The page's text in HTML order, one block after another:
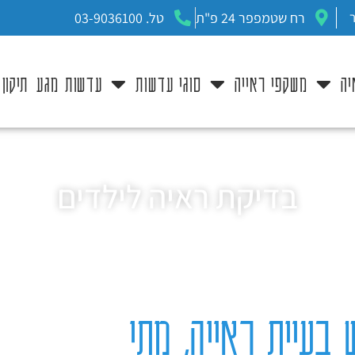
רח שטמפפר 24 פ"ת טל. 03-9036100
משקפי ראייה סוגי עדשות עדשות מגע
בדיקת ראיה לילדים
ראייה, מתי